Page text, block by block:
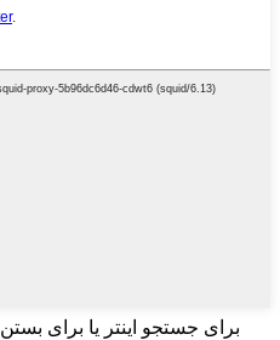
برای جستجو اینتر یا برای بستن